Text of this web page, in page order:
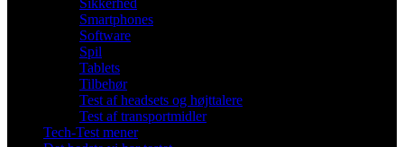
Sikkerhed
Smartphones
Software
Spil
Tablets
Tilbehør
Test af headsets og højttalere
Test af transportmidler
Tech-Test mener